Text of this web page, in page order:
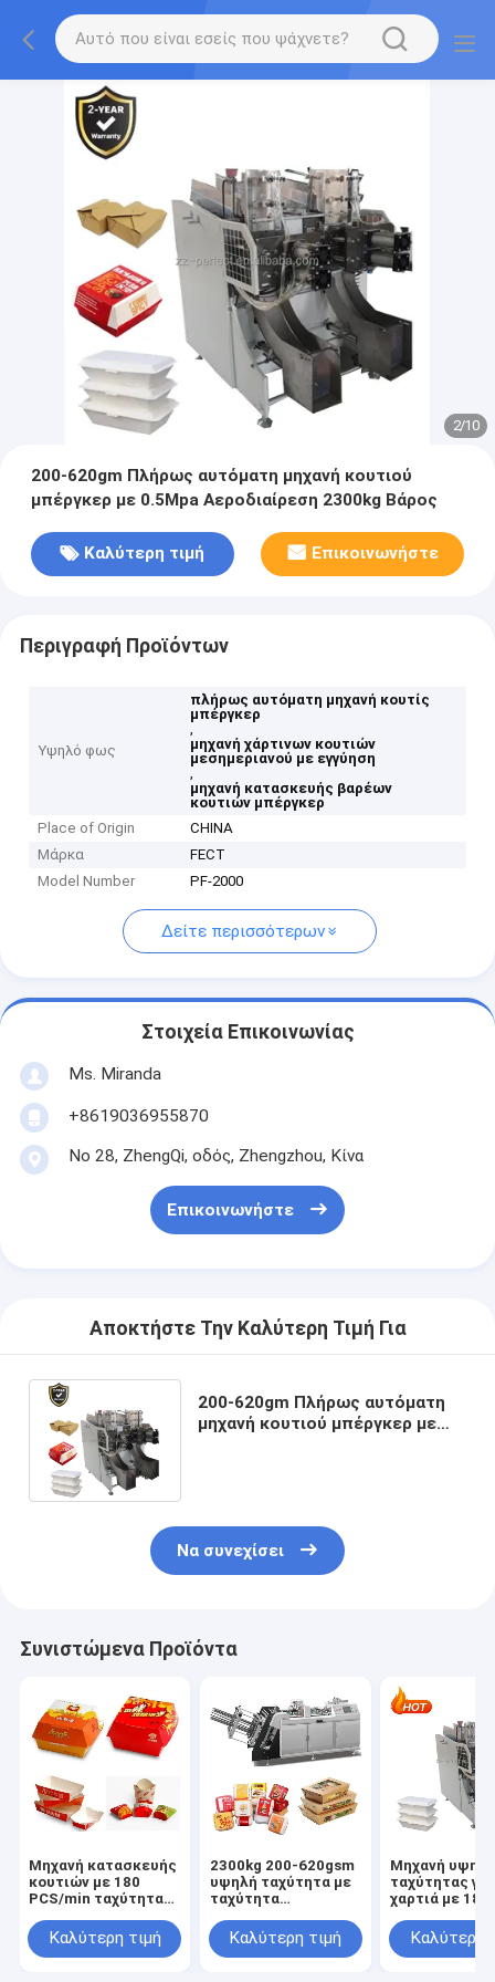
2/10
200-620gm Πλήρως αυτόματη μηχανή κουτιού
μπέργκερ με 0.5Mpa Αεροδιαίρεση 2300kg Βάρος
Καλύτερη τιμή Επικοινωνήστε
Περιγραφή Προϊόντων
Υψηλό φως
πλήρως αυτόματη μηχανή κουτίς
μπέργκερ
,
μηχανή χάρτινων κουτιών
μεσημεριανού με εγγύηση
,
μηχανή κατασκευής βαρέων
κουτιών μπέργκερ
Place of Origin
CHINA
Μάρκα
FECT
Model Number
PF-2000
Δείτε περισσότερων
Στοιχεία Επικοινωνίας
Ms. Miranda
+8619036955870
Νο 28, ZhengQi, οδός, Zhengzhou, Κίνα
Επικοινωνήστε
Αποκτήστε Την Καλύτερη Τιμή Για
200-620gm Πλήρως αυτόματη
μηχανή κουτιού μπέργκερ με
Να συνεχίσει
Συνιστώμενα Προϊόντα
Μηχανή κατασκευής
κουτιών με 180
PCS/min ταχύτητα
Καλύτερη τιμή
2300kg 200-620gsm
υψηλή ταχύτητα με
ταχύτητα
0.5Mpa Air
Requirement
Καλύτερη τιμή
Μηχανή
ταχύτητας για
χαρτιά με 180
ικανότητα για
γρήγορη
Καλύτερη